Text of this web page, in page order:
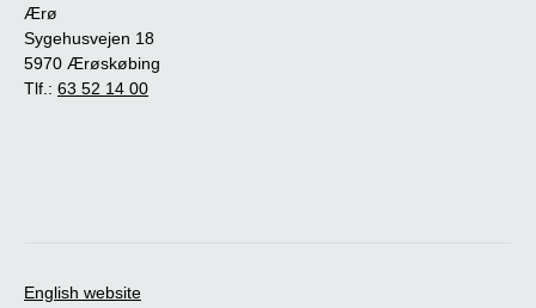
Ærø
Sygehusvejen 18
5970 Ærøskøbing
Tlf.: 63 52 14 00
English website